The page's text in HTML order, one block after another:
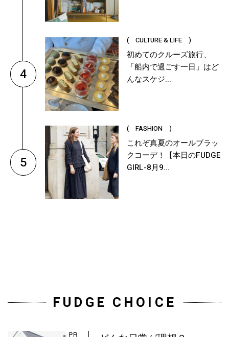
4
( CULTURE & LIFE )
初めてのクルーズ旅行、
「船内で過ごす一日」はど
んなスケジ...
5
( FASHION )
これぞ真夏のオールブラッ
クコーデ！【本日のFUDGE
GIRL-8月9...
FUDGE CHOICE